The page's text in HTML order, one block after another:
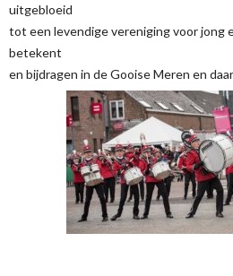
uitgebloeid
tot een levendige vereniging voor jong
betekent
en bijdragen in de Gooise Meren en